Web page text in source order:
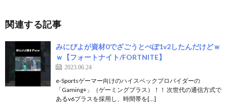
関連する記事
みにぴよが資材0でざごうとぺぽ1v2したんだけどｗ
ｗ【フォートナイト/FORTNITE】
2023.06.24
e-Sportsゲーマー向けのハイスペックプロバイダーの
「Gaming+」（ゲーミングプラス）！！ 次世代の通信方式で
あるv6プラスを採用し、時間帯を[…]